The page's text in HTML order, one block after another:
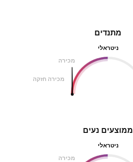
מתנדים
ניטראלי
מכירה
מכירה חזקה
ממוצעים נעים
ניטראלי
מכירה